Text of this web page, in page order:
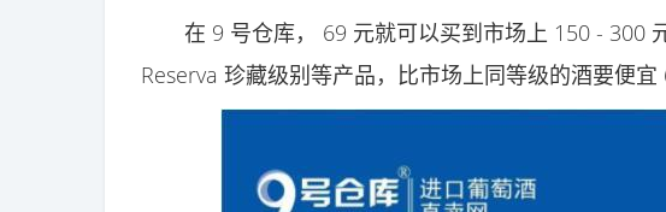
在 9 号仓库， 69 元就可以买到市场上 150 - 300
Reserva 珍藏级别等产品，比市场上同等级的酒要便宜